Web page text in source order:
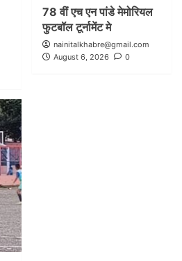
78 वीं एच एन पांडे मेमोरियल
फुटबॉल टूर्नामेंट मे
nainitalkhabre@gmail.com
August 6, 2026
0